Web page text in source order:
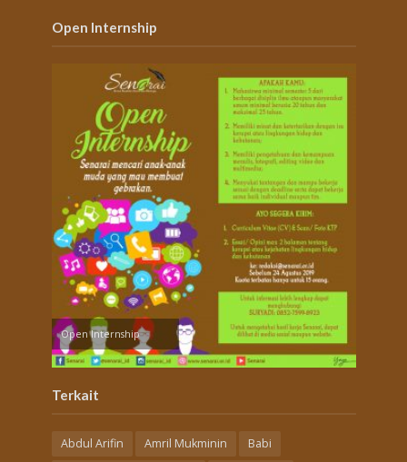
Open Internship
Open Internship
Terkait
Abdul Arifin Amril Mukminin
Babi